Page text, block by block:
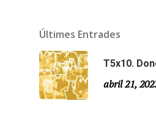
Últimes Entrades
T5x10.
abril 21,